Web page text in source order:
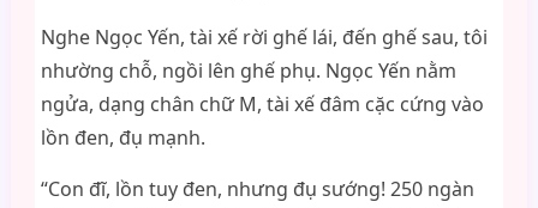
Nghe Ngọc Yến, tài xế rời ghế lái, đến ghế sau, tôi
nhường chỗ, ngồi lên ghế phụ. Ngọc Yến nằm
ngửa, dạng chân chữ M, tài xế đâm cặc cứng vào
lồn đen, đụ mạnh.
“Con đĩ, lồn tuy đen, nhưng đụ sướng! 250 ngàn